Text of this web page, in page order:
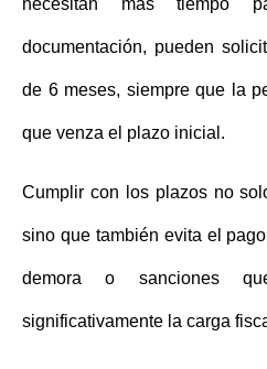
necesitan más tiempo
documentación, pueden
de 6 meses, siempre que la
que venza el plazo inicial.
Cumplir con los plazos no
sino que también evita el
demora o sanciones
significativamente la carga